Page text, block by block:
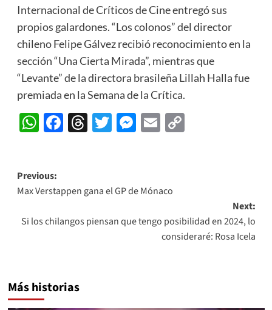
Internacional de Críticos de Cine entregó sus
propios galardones. “Los colonos” del director
chileno Felipe Gálvez recibió reconocimiento en la
sección “Una Cierta Mirada”, mientras que
“Levante” de la directora brasileña Lillah Halla fue
premiada en la Semana de la Crítica.
WhatsApp
Facebook
Threads
Twitter
Messenger
EmailCopy
Post
navigation
Previous:
Max Verstappen gana el GP de Mónaco
Next:
Si los chilangos piensan que tengo posibilidad en 2024, lo
consideraré: Rosa Icela
Más historias